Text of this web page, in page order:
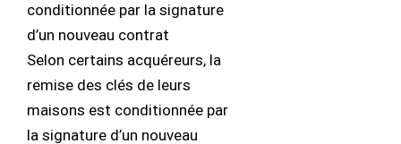
conditionnée par la signature
d’un nouveau contrat
Selon certains acquéreurs, la
remise des clés de leurs
maisons est conditionnée par
la signature d’un nouveau